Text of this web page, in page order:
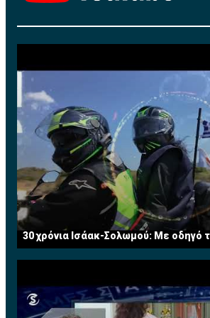
Το 1987 εργοδοτήθηκε στην
Procter & Gamble Co. (P&G) ως Brand
εξωτερικό, ενώ από το 1989 μέχρι
αρχικά ως χρηματοοικονομικός
μετέπειτα ως Διευθυντής
Τραπεζικών Εργασιών. Από το 2008
εθελούσια αποχώρησή της από την
του 2013 κατείχε την θέση του
και ηγείτο της Διεύθυνσης
Μεγάλων Επιχειρήσεων. Διαθέτει
χρόνων πολύπλευρης εμπειρίας σε
Τώρα ασκεί το επάγγελμα του
Επιχειρήσεων σε
διατελέσει μέλος του Συμβουλίου
Financial Services (IFS) Κύπρου.
30 χρόνια Ισάακ-Σολωμού: Με οδηγό